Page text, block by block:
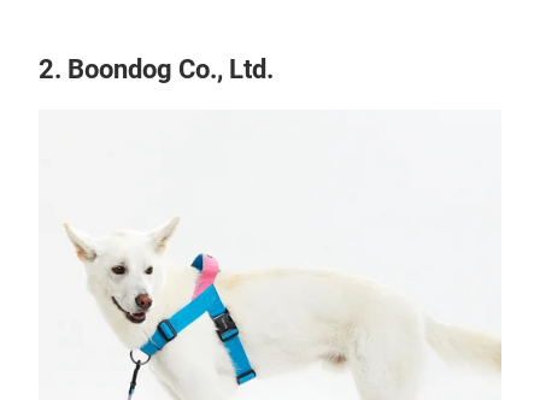
2. Boondog Co., Ltd.